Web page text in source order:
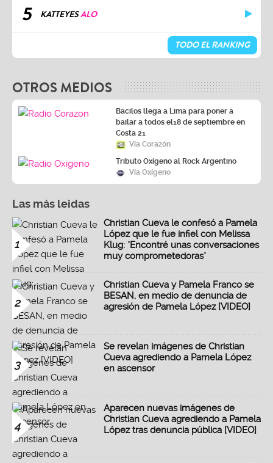
5 KATTEYESALO
TODO EL RANKING
OTROS MEDIOS
Bacilos llega a Lima para poner a
bailar a todos el18 de septiembre en
Costa 21
Vía Corazón
Tributo Oxígeno al Rock Argentino
Vía Oxígeno
Las más leidas
1
Christian Cueva le confesó a Pamela
López que le fue infiel con Melissa
Klug: "Encontré unas conversaciones
muy comprometedoras"
2
Christian Cueva y Pamela Franco se
BESAN, en medio de denuncia de
agresión de Pamela López [VIDEO]
3
Se revelan imágenes de Christian
Cueva agrediendo a Pamela López
en ascensor
4
Aparecen nuevas imágenes de
Christian Cueva agrediendo a Pamela
López tras denuncia pública [VIDEO]